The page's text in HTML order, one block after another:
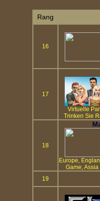
Rang
16
17
Virtuelle
Trinken Sie
18
Europe,
Game,
19